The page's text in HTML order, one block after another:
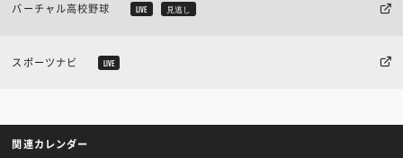
バーチャル高校野球 LIVE 見逃し
スポーツナビ LIVE
関連カレンダー